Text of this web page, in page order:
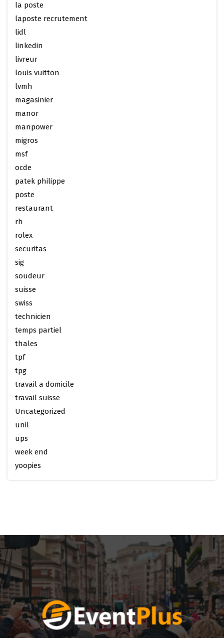
la poste
laposte recrutement
lidl
linkedin
livreur
louis vuitton
lvmh
magasinier
manor
manpower
migros
msf
ocde
patek philippe
poste
restaurant
rh
rolex
securitas
sig
soudeur
suisse
swiss
technicien
temps partiel
thales
tpf
tpg
travail a domicile
travail suisse
Uncategorized
unil
ups
week end
yoopies